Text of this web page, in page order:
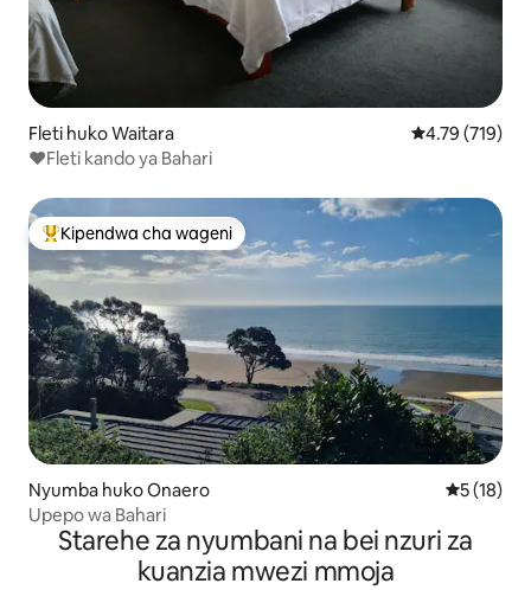
Fleti huko Waitara Ukadiriaji wa
4.79 (719)
❤️Fleti kando ya Bahari
Kipendwa maarufu cha wageni
Kipendwa cha wageni
Nyumba huko Onaero Ukadiriaji
5 (18)
Upepo wa Bahari
Starehe za nyumbani na bei nzuri za
kuanzia mwezi mmoja